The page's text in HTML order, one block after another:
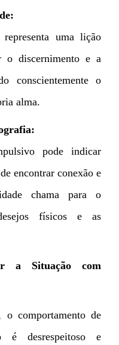
uma lição
o discernimento e a
conscientemente o
alma.
pode indicar
encontrar conexão e
chama para o
físicos e as
a Situação com
o comportamento de
é desrespeitoso e